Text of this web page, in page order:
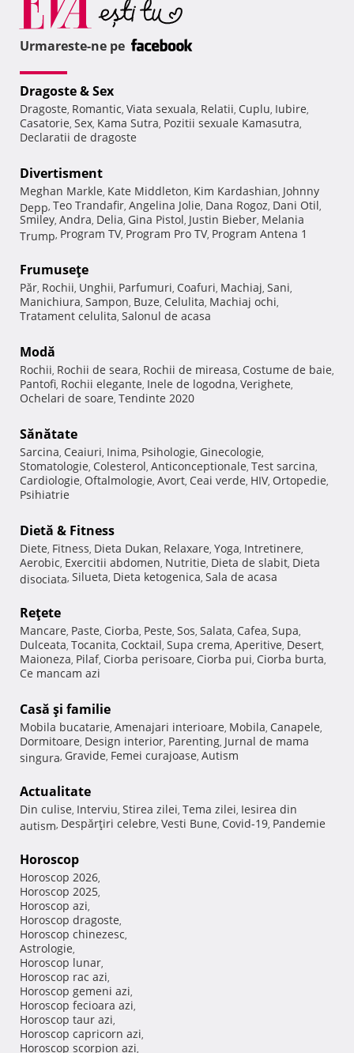
Urmareste-ne pe
Dragoste & Sex
Dragoste, Romantic, Viata sexuala, Relatii, Cuplu, Iubire,
Casatorie, Sex, Kama Sutra, Pozitii sexuale Kamasutra,
Declaratii de dragoste
Divertisment
Meghan Markle, Kate Middleton, Kim Kardashian, Johnny
Depp, Teo Trandafir, Angelina Jolie, Dana Rogoz, Dani Otil,
Smiley, Andra, Delia, Gina Pistol, Justin Bieber, Melania
Trump, Program TV, Program Pro TV, Program Antena 1
Frumuseţe
Păr, Rochii, Unghii, Parfumuri, Coafuri, Machiaj, Sani,
Manichiura, Sampon, Buze, Celulita, Machiaj ochi,
Tratament celulita, Salonul de acasa
Modă
Rochii, Rochii de seara, Rochii de mireasa, Costume de baie,
Pantofi, Rochii elegante, Inele de logodna, Verighete,
Ochelari de soare, Tendinte 2020
Sănătate
Sarcina, Ceaiuri, Inima, Psihologie, Ginecologie,
Stomatologie, Colesterol, Anticonceptionale, Test sarcina,
Cardiologie, Oftalmologie, Avort, Ceai verde, HIV, Ortopedie,
Psihiatrie
Dietă & Fitness
Diete, Fitness, Dieta Dukan, Relaxare, Yoga, Intretinere,
Aerobic, Exercitii abdomen, Nutritie, Dieta de slabit, Dieta
disociata, Silueta, Dieta ketogenica, Sala de acasa
Reţete
Mancare, Paste, Ciorba, Peste, Sos, Salata, Cafea, Supa,
Dulceata, Tocanita, Cocktail, Supa crema, Aperitive, Desert,
Maioneza, Pilaf, Ciorba perisoare, Ciorba pui, Ciorba burta,
Ce mancam azi
Casă şi familie
Mobila bucatarie, Amenajari interioare, Mobila, Canapele,
Dormitoare, Design interior, Parenting, Jurnal de mama
singura, Gravide, Femei curajoase, Autism
Actualitate
Din culise, Interviu, Stirea zilei, Tema zilei, Iesirea din
autism, Despărţiri celebre, Vesti Bune, Covid-19, Pandemie
Horoscop
Horoscop 2026,
Horoscop 2025,
Horoscop azi,
Horoscop dragoste,
Horoscop chinezesc,
Astrologie,
Horoscop lunar,
Horoscop rac azi,
Horoscop gemeni azi,
Horoscop fecioara azi,
Horoscop taur azi,
Horoscop capricorn azi,
Horoscop scorpion azi,